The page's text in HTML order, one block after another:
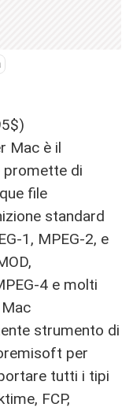
Mac è il
promette di
file
standard
1, MPEG-2, e
4 e molti
strumento di
per
tutti i tipi
FCP,